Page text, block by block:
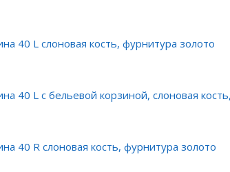
40 L слоновая кость, фурнитура золото
40 L с бельевой корзиной, слоновая
40 R слоновая кость, фурнитура золото